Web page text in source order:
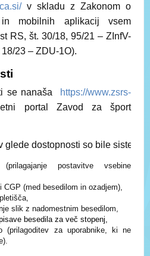
v skladu z Zakonom o
mobilnih aplikacij vsem
RS, št. 30/18, 95/21 – ZInfV-
23 – ZDU-1O).
se nanaša
https://www.zsrs-
portal Zavod za šport
glede dostopnosti so bile
postavitve vsebine
(med besedilom in ozadjem),
slik z nadomestnim besedilom,
besedila za več stopenj,
(prilagoditev za uporabnike, ki ne